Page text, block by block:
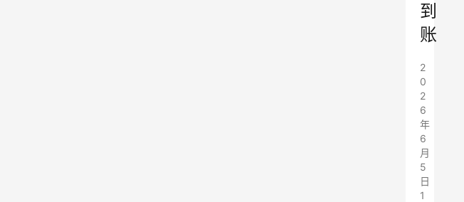
到
账
2
0
2
6
年
6
月
5
日
1